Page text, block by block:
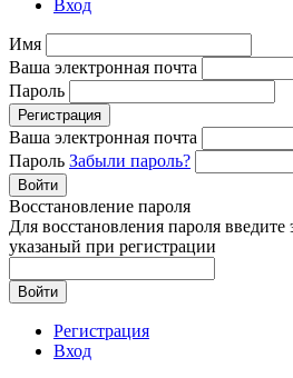
Вход
Имя
Ваша электронная почта
Пароль
Регистрация
Ваша электронная почта
Пароль Забыли пароль?
Войти
Восстановление пароля
Для восстановления пароля
указаный при регистрации
Войти
Регистрация
Вход